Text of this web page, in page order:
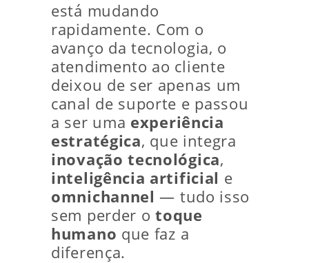
está mudando
rapidamente. Com o
avanço da tecnologia, o
atendimento ao cliente
deixou de ser apenas um
canal de suporte e passou
a ser uma experiência
estratégica, que integra
inovação tecnológica,
inteligência artificial e
omnichannel — tudo isso
sem perder otoque
humano que faz a
diferença.